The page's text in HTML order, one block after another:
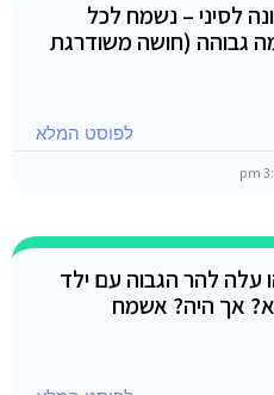
לסיני – נשמח לכל
גבוהה (חושה משודרגת
לפוסט המלא
עלה להר הגבוה עם ילד
אך היה? אשמח